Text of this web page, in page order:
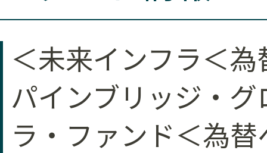
＜未来インフラ＜
パインブリッジ・
ラ・ファンド＜為